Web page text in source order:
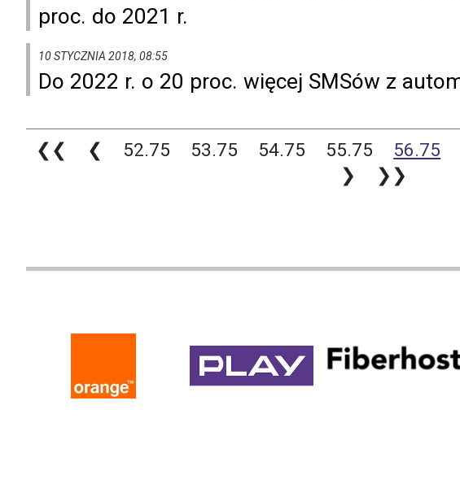
proc. do 2021 r.
10 STYCZNIA 2018, 08:55
Do 2022 r. o 20 proc. więcej SMSów z
❮❮ ❮ 52.75 53.75 54.75 55.75 56.75
❯
❯❯